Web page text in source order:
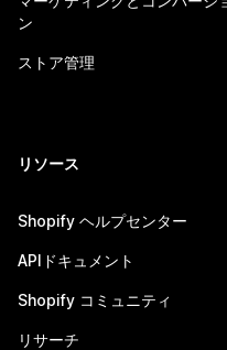
ン
ストア管理
リソース
Shopify ヘルプセンター
APIドキュメント
Shopify コミュニティ
リサーチ